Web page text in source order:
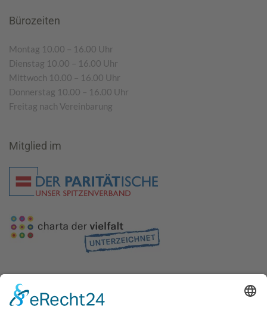
Bürozeiten
Montag 10.00 – 16.00 Uhr
Dienstag 10.00 – 16.00 Uhr
Mittwoch 10.00 – 16.00 Uhr
Donnerstag 10.00 – 16.00 Uhr
Freitag nach Vereinbarung
Mitglied im